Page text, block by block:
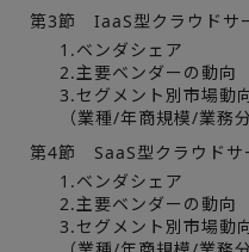
第3節 IaaS型クラウドサ
1.ベンダシェア
2.主要ベンダーの動向
3.セグメント別市場動
（業種/年商規模/業務
第4節 SaaS型クラウドサ
1.ベンダシェア
2.主要ベンダーの動向
3.セグメント別市場動